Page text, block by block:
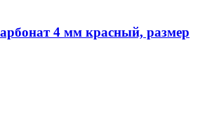
4 мм красный, размер